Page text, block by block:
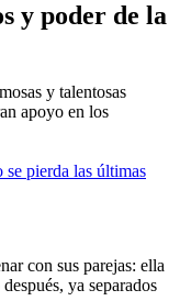
y poder de la
y talentosas
apoyo en los
pierda las últimas
con sus parejas: ella
ya separados